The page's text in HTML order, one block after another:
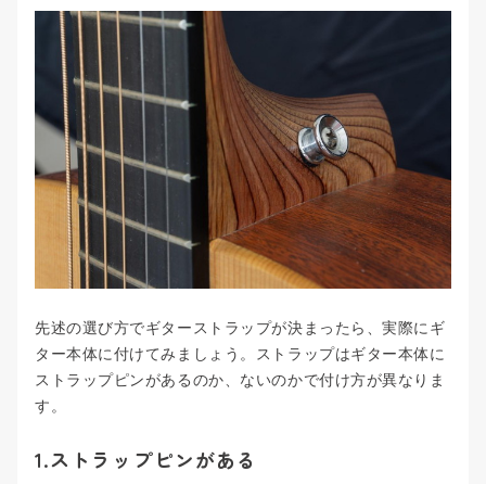
先述の選び方でギターストラップが決まったら、実際にギ
ター本体に付けてみましょう。ストラップはギター本体に
ストラップピンがあるのか、ないのかで付け方が異なりま
す。
1.ストラップピンがある